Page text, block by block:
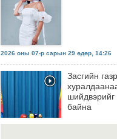
2026 оны 07-р сарын 29 өдөр, 14:26
Засгийн
байна